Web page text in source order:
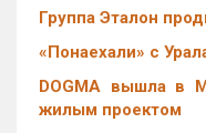
Группа Эталон
«Понаехали» с
DOGMA вышла в
жилым проектом